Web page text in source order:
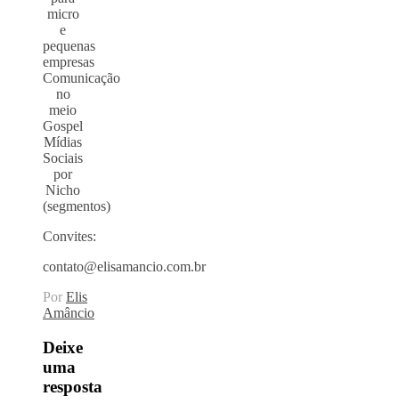
micro
e
pequenas
empresas
Comunicação
no
meio
Gospel
Mídias
Sociais
por
Nicho
(segmentos)
Convites:
contato@elisamancio.com.br
Por Elis
Amâncio
Deixe
uma
resposta